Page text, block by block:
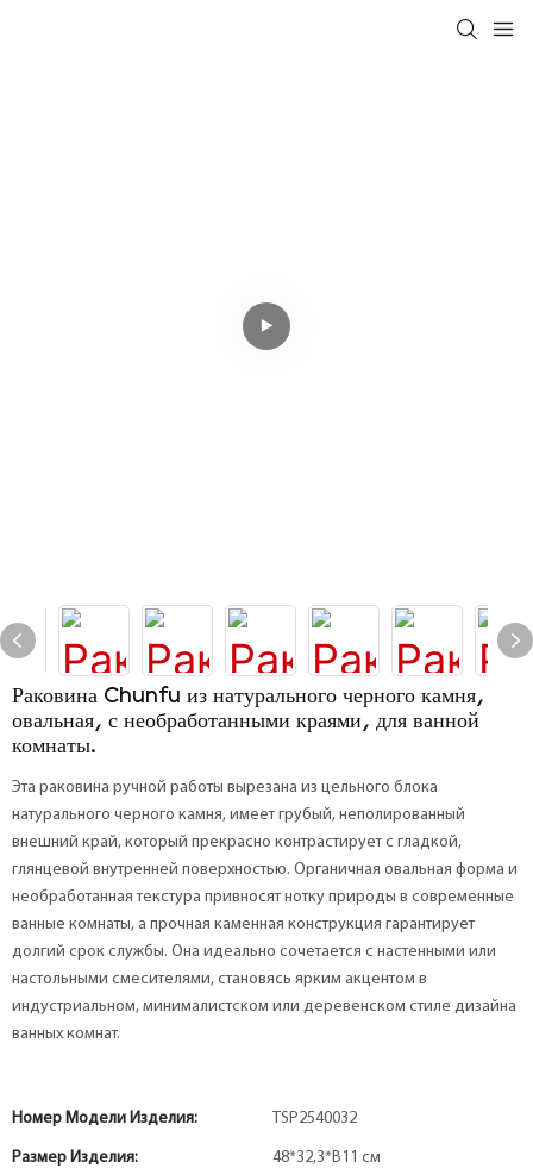
Раковина Chunfu из натурального черного камня,
овальная, с необработанными краями, для ванной
комнаты.
Эта раковина ручной работы вырезана из цельного блока
натурального черного камня, имеет грубый, неполированный
внешний край, который прекрасно контрастирует с гладкой,
глянцевой внутренней поверхностью. Органичная овальная форма и
необработанная текстура привносят нотку природы в современные
ванные комнаты, а прочная каменная конструкция гарантирует
долгий срок службы. Она идеально сочетается с настенными или
настольными смесителями, становясь ярким акцентом в
индустриальном, минималистском или деревенском стиле дизайна
ванных комнат.
Номер Модели Изделия: TSP2540032
Размер Изделия: 48*32,3*В11 см